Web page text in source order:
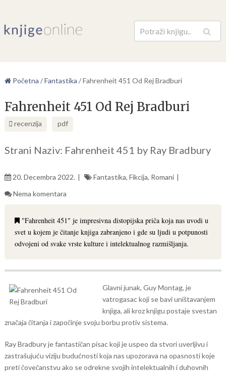
Pretraga
Početna /Fantastika /Fahrenheit 451 Od Rej Bradburi
Fahrenheit 451 Od Rej Bradburi
recenzija pdf
Strani Naziv: Fahrenheit 451 by Ray Bradbury
20. Decembra 2022. Fantastika, Fikcija, Romani
Nema komentara
"Fahrenheit 451" je impresivna distopijska priča koja nas uvodi u
svet u kojem je čitanje knjiga zabranjeno i gde su ljudi u potpunosti
odvojeni od svake vrste kulture i intelektualnog razmišljanja.
Glavni junak, Guy Montag, je
vatrogasac koji se bavi uništavanjem
knjiga, ali kroz knjigu postaje svestan
značaja čitanja i započinje svoju borbu protiv sistema.
Ray Bradbury je fantastičan pisac koji je uspeo da stvori uverljivu i
zastrašujuću viziju budućnosti koja nas upozorava na opasnosti koje
preti čovečanstvu ako se odrekne svojih intelektualnih i duhovnih